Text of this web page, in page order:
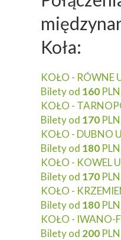
Koła:
KOŁO - RÓWNE
Bilety od 160
KOŁO -
Bilety od 170
KOŁO - DUBNO
Bilety od 180
KOŁO - KOWEL
Bilety od 170
KOŁO -
Bilety od 180
KOŁO - IWANO-
Bilety od 200